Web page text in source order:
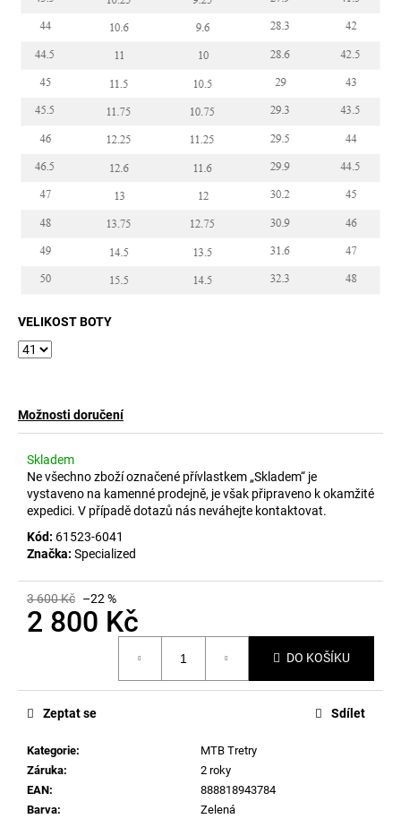
VELIKOST BOTY
Možnosti doručení
Skladem
Ne všechno zboží označené přívlastkem „Skladem“ je
vystaveno na kamenné prodejně, je však připraveno k okamžité
expedici. V případě dotazů nás neváhejte kontaktovat.
Kód: 61523-6041
Značka: Specialized
3 600 Kč –22 %
2 800 Kč
DO KOŠÍKU
Kategorie:
MTB Tretry
Záruka:
2 roky
EAN:
888818943784
Barva: Zelená
Zeptat se Sdílet